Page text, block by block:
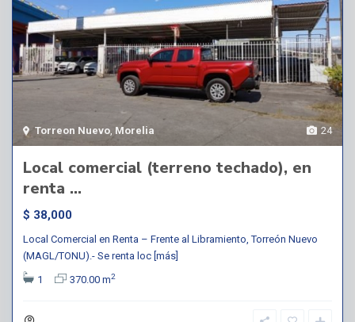
24
Torreon Nuevo Morelia
Local comercial (terreno techado), en
renta ...
$ 38,000
Local Comercial en Renta – Frente al Libramiento, Torreón Nuevo
(MAGL/TONU).- Se renta loc [más]
1
370.00 m2